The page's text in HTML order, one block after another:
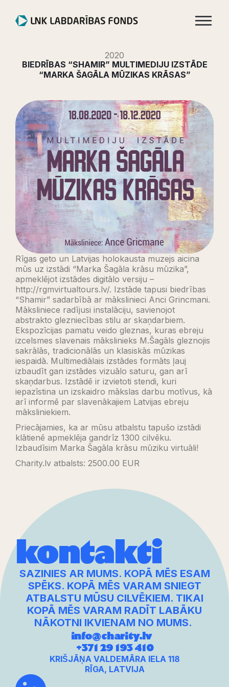
2020
BIEDRĪBAS “SHAMIR” MULTIMEDIJU IZSTĀDE
“MARKA ŠAGĀLA MŪZIKAS KRĀSAS”
Rīgas geto un Latvijas holokausta muzejs aicina
mūs uz izstādi “Marka Šagāla krāsu mūzika”,
apmeklējot izstādes digitālo versiju –
http://rgmvirtualtours.lv/. Izstāde tapusi biedrības
“Shamir” sadarbībā ar mākslinieci Anci Grincmani.
Māksliniece radījusi instalāciju, savienojot
abstrakto glezniecības stilu ar skaņdarbiem.
Ekspozīcijas pamatu veido gleznas, kuras ebreju
izcelsmes slavenais mākslinieks M.Šagāls gleznojis
sakrālās, tradicionālās un klasiskās mūzikas
iespaidā. Multimediālais izstādes formāts ļauj
izbaudīt gan izstādes vizuālo saturu, gan arī
skaņdarbus. Izstādē ir izvietoti stendi, kuri
iepazīstina un izskaidro mākslas darbu motīvus, kā
arī informē par slavenākajiem Latvijas ebreju
māksliniekiem.
Priecājamies, ka ar mūsu atbalstu tapušo izstādi
klātienē apmeklēja gandrīz 1300 cilvēku.
Izbaudīsim Marka Šagāla krāsu mūziku virtuāli!
Charity.lv atbalsts: 2500.00 EUR
kontakti
SAZINIES AR MUMS. KOPĀ MĒS ESAM
SPĒKS. KOPĀ MĒS VARAM SNIEGT
ATBALSTU MŪSU CILVĒKIEM. TIKAI
KOPĀ MĒS VARAM RADĪT LABĀKU
NĀKOTNI IKVIENAM NO MUMS.
info@charity.lv
+371 29 193 410
KRIŠJĀŅA VALDEMĀRA IELA 118
RĪGA, LATVIJA